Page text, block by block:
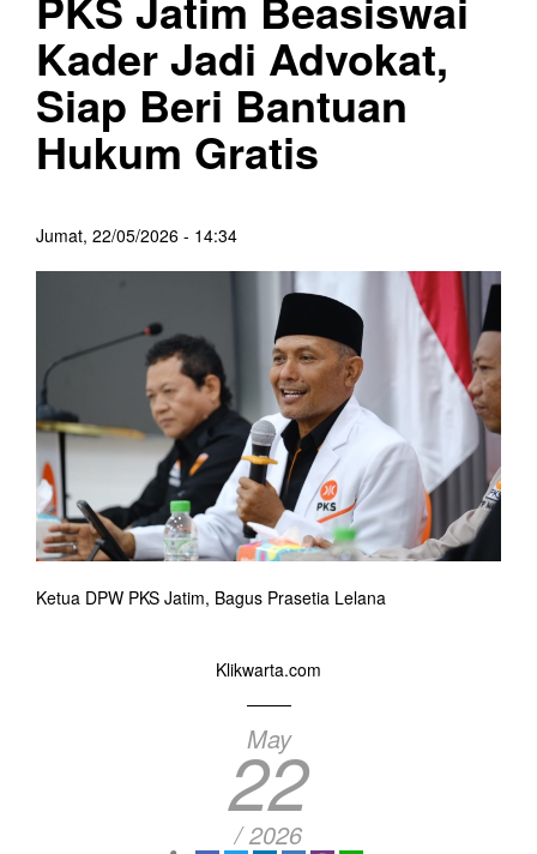
Kader Jadi Advokat,
Siap Beri Bantuan
Hukum Gratis
Jumat, 22/05/2026 - 14:34
Ketua DPW PKS Jatim, Bagus Prasetia Lelana
Klikwarta.com
May
22
/ 2026